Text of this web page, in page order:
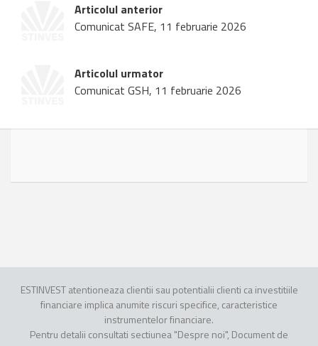
Articolul anterior
Comunicat SAFE, 11 februarie 2026
Articolul urmator
Comunicat GSH, 11 februarie 2026
ESTINVEST atentioneaza clientii sau potentialii clienti ca investitiile
financiare implica anumite riscuri specifice, caracteristice
instrumentelor financiare.
Pentru detalii consultati sectiunea "Despre noi", Document de